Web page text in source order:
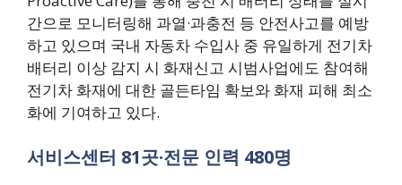
간으로 모니터링해 과열·과충전 등 안전사고를 예방
하고 있으며 국내 자동차 수입사 중 유일하게 전기차
배터리 이상 감지 시 화재신고 시범사업에도 참여해
전기차 화재에 대한 골든타임 확보와 화재 피해 최소
화에 기여하고 있다.
서비스센터 81곳·전문 인력 480명